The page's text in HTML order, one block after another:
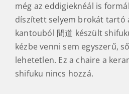
még az eddigieknéál is
díszített selyem brokát tartó
kantouból 間道 készült
kézbe venni sem egyszerű,
lehetetlen. Ez a chaire a
shifuku nincs hozzá.